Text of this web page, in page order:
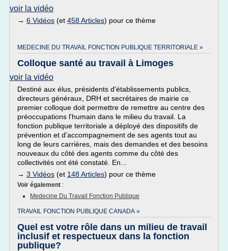
voir la vidéo
→ 6 Vidéos (et 458 Articles) pour ce thème
MEDECINE DU TRAVAIL FONCTION PUBLIQUE TERRITORIALE »
Colloque santé au travail à Limoges
voir la vidéo
Destiné aux élus, présidents d'établissements publics,
directeurs généraux, DRH et secrétaires de mairie ce
premier colloque doit permettre de remettre au centre des
préoccupations l'humain dans le milieu du travail. La
fonction publique territoriale a déployé des dispositifs de
prévention et d'accompagnement de ses agents tout au
long de leurs carrières, mais des demandes et des besoins
nouveaux du côté des agents comme du côté des
collectivités ont été constaté. En...
→ 3 Vidéos (et 148 Articles) pour ce thème
Voir également :
Medecine Du Travail Fonction Publique
TRAVAIL FONCTION PUBLIQUE CANADA »
Quel est votre rôle dans un milieu de travail
inclusif et respectueux dans la fonction
publique?